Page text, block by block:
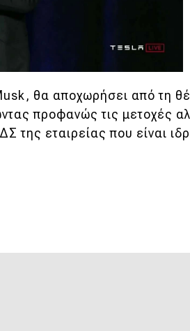
θα αποχωρήσει από τη
προφανώς τις μετοχές
της εταιρείας που είναι